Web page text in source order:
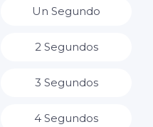
Un Segundo
2 Segundos
3 Segundos
4 Segundos